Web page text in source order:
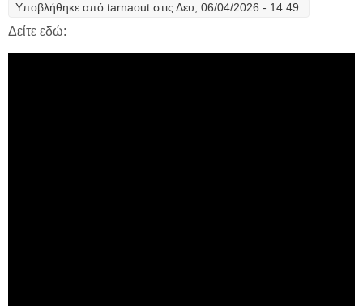
Υποβλήθηκε από tarnaout στις Δευ, 06/04/2026 - 14:49.
Δείτε εδώ: